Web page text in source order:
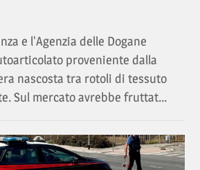
e l'Agenzia delle Dogane
proveniente dalla
nascosta tra rotoli di tessuto
Sul mercato avrebbe fruttat...